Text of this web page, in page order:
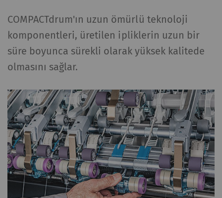
COMPACTdrum'ın uzun ömürlü teknoloji
komponentleri, üretilen ipliklerin uzun bir
süre boyunca sürekli olarak yüksek kalitede
olmasını sağlar.